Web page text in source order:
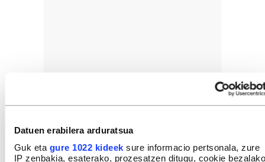
Datuen erabilera arduratsua
Guk eta gure 1022 kideek sure informacio pertsonala, zure
IP zenbakia, esaterako, prozesatzen ditugu, cookie bezalako